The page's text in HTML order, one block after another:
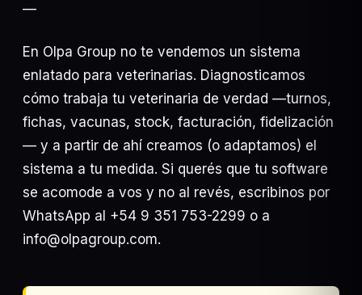
—
En Olpa Group no te vendemos un sistema
enlatado para veterinarias. Diagnosticamos
cómo trabaja tu veterinaria de verdad —turnos,
fichas, vacunas, stock, facturación, fidelización
— y a partir de ahí creamos (o adaptamos) el
sistema a tu medida. Si querés que tu software
se acomode a vos y no al revés, escribinos por
WhatsApp al +54 9 351 753-2299 o a
info@olpagroup.com.